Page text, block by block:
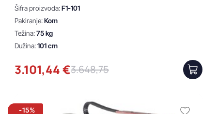
Prikaži
Težina
Sve
Šifra proizvoda:F1-101
Pakiranje:Kom
Težina:75 kg
Dužina:101 cm
3.101,44 €3.648,75
-15%